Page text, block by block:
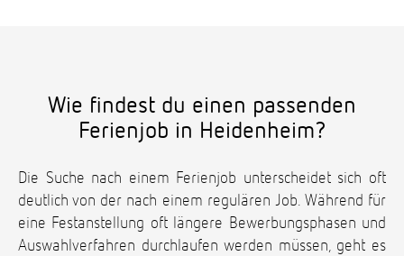
Wie findest du einen passenden
Ferienjob in Heidenheim?
Die Suche nach einem Ferienjob unterscheidet sich oft
deutlich von der nach einem regulären Job. Während für
eine Festanstellung oft längere Bewerbungsphasen und
Auswahlverfahren durchlaufen werden müssen, geht es